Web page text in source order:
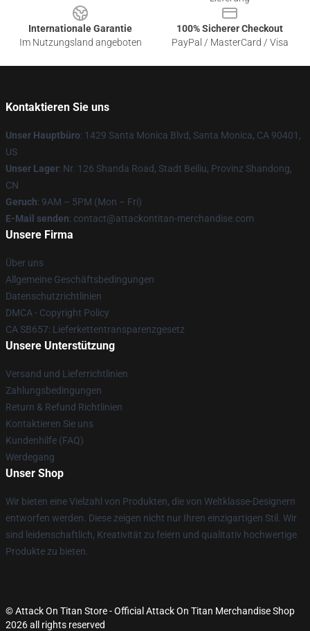
Internationale Garantie
Im Nutzungsland angeboten
100% Sicherer Checkout
PayPal / MasterCard / Visa
Kontaktieren Sie uns
Unser Hauptbüro: 1429 Santa Monica Blvd, Santa Monica, CA 90401,
US
Unser Lager: Nr. 126 Shanda Road, Stadt Beiliu, Provinz Shandong,
CN
Geruch: 9AM – 5PM (Mon – Fri)
E-Mail senden: contact@attackontitan-merchandise.com
Unsere Firma
Über uns
Allgemeine Geschäftsbedingungen
Datenschutzrichtlinien
DMCA - Copyright Policy
CA SB657: Lieferkettentransparenzgesetz
Unsere Unterstützung
Versand und Lieferrichtlinien
Zahlungsbedingungen
Return & Refund Richtlinien
Kontaktieren Sie uns
Kundenhilfe (FAQ)
Werdegang
Unser Shop
Wir bieten eine Vielzahl von Produkten, die von Weltklasse-Designern
entworfen werden. Diese zeigen nicht nur Ihren einzigartigen Stil. Wir
sind leidenschaftlich, Kreativität zu feiern und qualitativ hochwertige
Produkte zu bieten.
© Attack On Titan Store - Official Attack On Titan Merchandise Shop
2026 all rights reserved